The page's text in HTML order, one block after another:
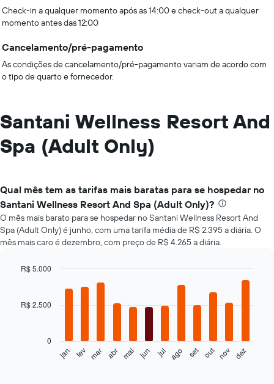
Check-in a qualquer momento após as 14:00 e check-out a qualquer
momento antes das 12:00
Cancelamento/pré-pagamento
As condições de cancelamento/pré-pagamento variam de acordo com
o tipo de quarto e fornecedor.
Santani Wellness Resort And
Spa (Adult Only)
Qual mês tem as tarifas mais baratas para se hospedar no
Santani Wellness Resort And Spa (Adult Only)?
O mês mais barato para se hospedar no Santani Wellness Resort And
Spa (Adult Only) é junho, com uma tarifa média de R$ 2.395 a diária. O
mês mais caro é dezembro, com preço de R$ 4.265 a diária.
with
12
jan fev mar abr mai jun jul ago set out nov dez
0
R$ 2.500
R$ 5.000